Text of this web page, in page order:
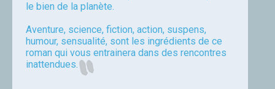
le bien de la planète.
Aventure, science, fiction, action, suspens,
humour, sensualité, sont les ingrédients de ce
roman qui vous entrainera dans des rencontres
inattendues.